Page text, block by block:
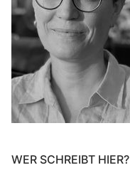
WER SCHREIBT HIER?